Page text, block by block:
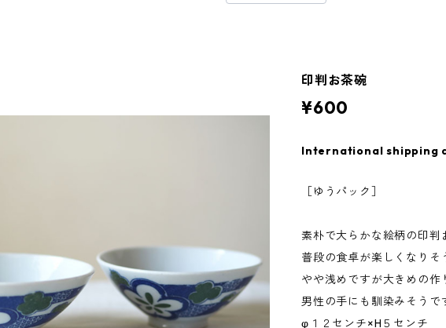
印判お茶碗
¥600
International shipping
［ゆうパック］
素朴で大らかな絵柄の印判
普段の食卓が楽しくなりそ
やや浅めですが大きめの作
男性の手にも馴染みそう
φ１２センチ×H５センチ